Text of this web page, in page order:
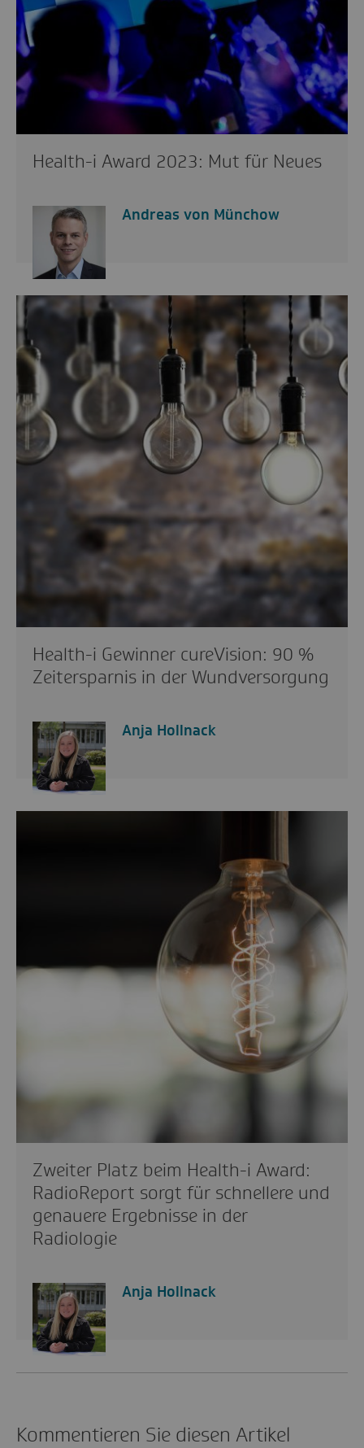
Health-i Award 2023: Mut für Neues
Andreas von Münchow
Health-i Gewinner cureVision: 90 %
Zeitersparnis in der Wundversorgung
Anja Hollnack
Zweiter Platz beim Health-i Award:
RadioReport sorgt für schnellere und
genauere Ergebnisse in der
Radiologie
Anja Hollnack
Kommentieren Sie diesen Artikel